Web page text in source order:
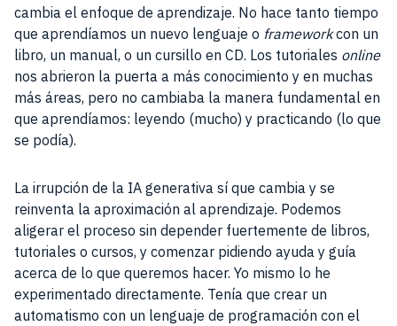
cambia el enfoque de aprendizaje. No hace tanto tiempo
que aprendíamos un nuevo lenguaje o frameworkcon un
libro, un manual, o un cursillo en CD. Los tutoriales online
nos abrieron la puerta a más conocimiento y en muchas
más áreas, pero no cambiaba la manera fundamental en
que aprendíamos: leyendo (mucho) y practicando (lo que
se podía).
La irrupción de la IA generativa sí que cambia y se
reinventa la aproximación al aprendizaje. Podemos
aligerar el proceso sin depender fuertemente de libros,
tutoriales o cursos, y comenzar pidiendo ayuda y guía
acerca de lo que queremos hacer. Yo mismo lo he
experimentado directamente. Tenía que crear un
automatismo con un lenguaje de programación con el